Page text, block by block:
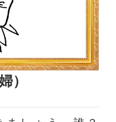
）